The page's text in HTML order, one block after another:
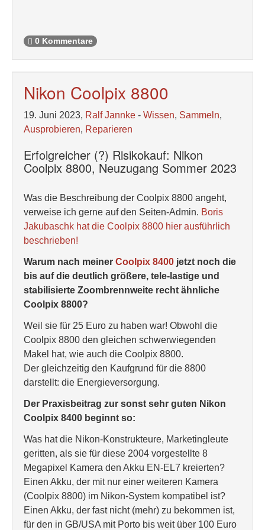
0 Kommentare
Nikon Coolpix 8800
19. Juni 2023, Ralf Jannke - Wissen, Sammeln,
Ausprobieren, Reparieren
Erfolgreicher (?) Risikokauf: Nikon
Coolpix 8800, Neuzugang Sommer 2023
Was die Beschreibung der Coolpix 8800 angeht,
verweise ich gerne auf den Seiten-Admin. Boris
Jakubaschk hat die Coolpix 8800 hier ausführlich
beschrieben!
Warum nach meiner Coolpix 8400 jetzt noch die
bis auf die deutlich größere, tele-lastige und
stabilisierte Zoombrennweite recht ähnliche
Coolpix 8800?
Weil sie für 25 Euro zu haben war! Obwohl die
Coolpix 8800 den gleichen schwerwiegenden
Makel hat, wie auch die Coolpix 8800.
Der gleichzeitig den Kaufgrund für die 8800
darstellt: die Energieversorgung.
Der Praxisbeitrag zur sonst sehr guten Nikon
Coolpix 8400 beginnt so:
Was hat die Nikon-Konstrukteure, Marketingleute
geritten, als sie für diese 2004 vorgestellte 8
Megapixel Kamera den Akku EN-EL7 kreierten?
Einen Akku, der mit nur einer weiteren Kamera
(Coolpix 8800) im Nikon-System kompatibel ist?
Einen Akku, der fast nicht (mehr) zu bekommen ist,
für den in GB/USA mit Porto bis weit über 100 Euro